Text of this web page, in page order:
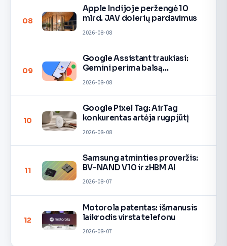
08
Apple Indijoje peržengė 10
mlrd. JAV dolerių pardavimus
2026-08-08
09
Google Assistant traukiasi:
Gemini perima balsą
2026-08-08
10
Google Pixel Tag: AirTag
konkurentas artėja rugpjūtį
2026-08-08
11
Samsung atminties proveržis:
BV-NAND V10 ir zHBM AI
2026-08-07
12
Motorola patentas: išmanusis
laikrodis virsta telefonu
2026-08-07